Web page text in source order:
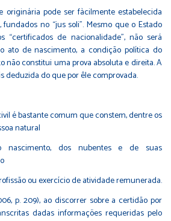
originária pode ser fàcilmente estabelecida
fundados no “jus soli”. Mesmo que o Estado
“certificados de nacionalidade”, não será
ato de nascimento, a condição política do
não constitui uma prova absoluta e direita. A
deduzida do que por êle comprovada.
é bastante comum que constem, dentre os
natural
nascimento, dos nubentes e de suas
ou exercício de atividade remunerada.
p. 209), ao discorrer sobre a certidão por
dadas informações requeridas pelo